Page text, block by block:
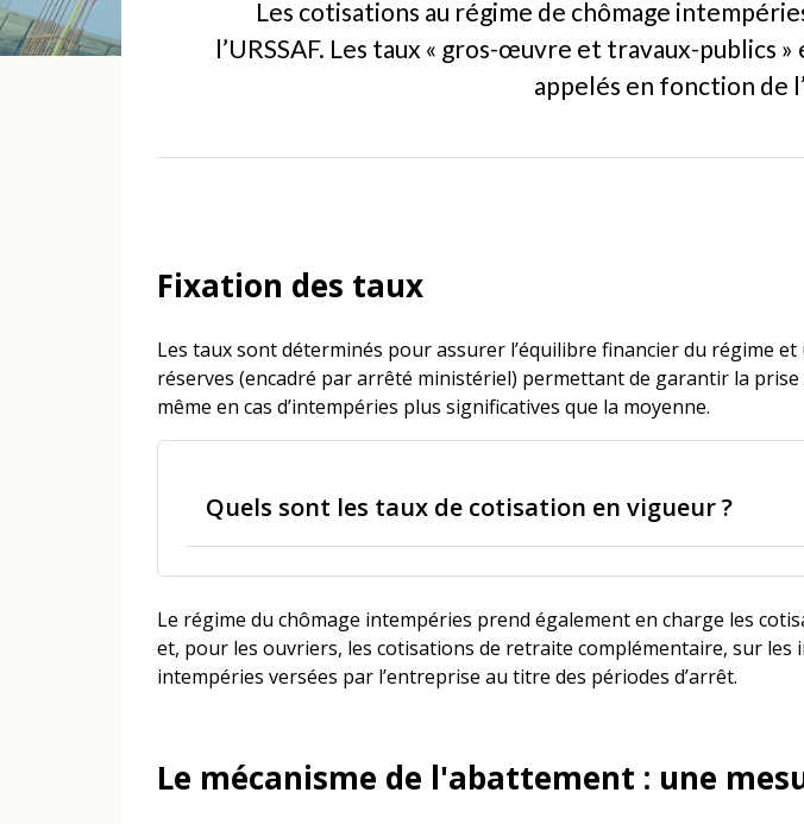
Les cotisations au régime de chômage
l’URSSAF. Les taux « gros-œuvre et travaux-
appelés en fonction de
Fixation des taux
Les taux sont déterminés pour assurer l’équilibre financier du régime
réserves (encadré par arrêté ministériel) permettant de garantir la prise
même en cas d’intempéries plus significatives que la moyenne.
Quels sont les taux de cotisation en vigueur ?
Le régime du chômage intempéries prend également en charge les
et, pour les ouvriers, les cotisations de retraite complémentaire, sur les
intempéries versées par l’entreprise au titre des périodes d’arrêt.
Le mécanisme de l'abattement : une